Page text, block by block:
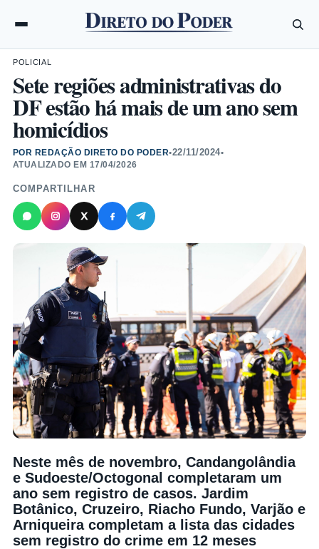
POLICIAL
Sete regiões administrativas do
DF estão há mais de um ano sem
homicídios
POR REDAÇÃO DIRETO DO PODER•22/11/2024•
ATUALIZADO EM 17/04/2026
COMPARTILHAR
Neste mês de novembro, Candangolândia
e Sudoeste/Octogonal completaram um
ano sem registro de casos. Jardim
Botânico, Cruzeiro, Riacho Fundo, Varjão e
Arniqueira completam a lista das cidades
sem registro do crime em 12 meses